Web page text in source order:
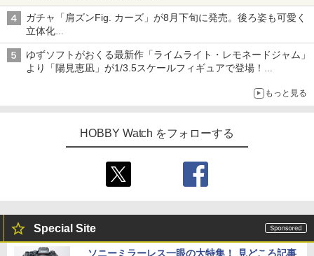
子どもが楽しめるかっぱ寿司ならではの体験とコラボの楽しさを
追求
ガチャ「肩ズンFig. カーズ」が8月下旬に発売。後ろ姿も可愛く
立体化
ライトニング・マックィーンやメーターなど4種がラインナップ
ゆずソフトがおくる最新作「ライムライト・レモネードジャム」
より「陽見恵凪」が1/3.5スケールフィギュアで登場！
もっと見る
HOBBY Watch をフォローする
Special Site
ソニーミラーレス一眼の大特集！ 見どころ記事